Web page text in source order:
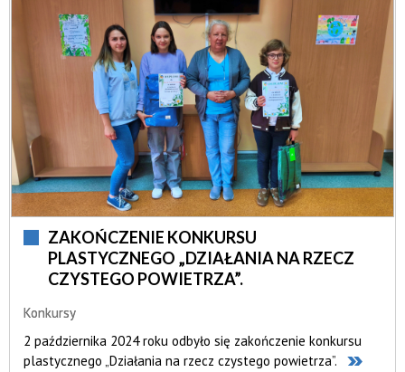
ZAKOŃCZENIE KONKURSU
PLASTYCZNEGO „DZIAŁANIA NA RZECZ
CZYSTEGO POWIETRZA”.
Konkursy
2 października 2024 roku odbyło się zakończenie konkursu
plastycznego „Działania na rzecz czystego powietrza”.